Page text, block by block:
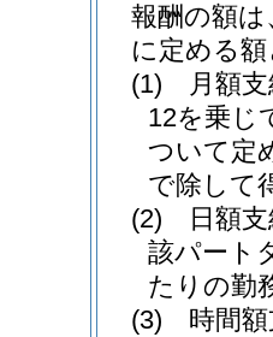
報酬の額は
に定める
(1)
月額
12を乗じ
ついて定
で除して
(2)
日額
該パート
たりの勤
(3)
時間